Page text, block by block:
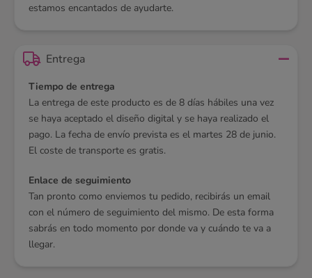
estamos encantados de ayudarte.
Entrega
Tiempo de entrega
La entrega de este producto es de 8 días hábiles una vez
se haya aceptado el diseño digital y se haya realizado el
pago. La fecha de envío prevista es el martes 28 de junio.
El coste de transporte es gratis.
Enlace de seguimiento
Tan pronto como enviemos tu pedido, recibirás un email
con el número de seguimiento del mismo. De esta forma
sabrás en todo momento por donde va y cuándo te va a
llegar.